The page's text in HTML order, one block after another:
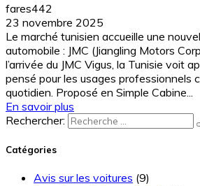
fares442
23 novembre 2025
Le marché tunisien accueille une
automobile : JMC (Jiangling Motors
l’arrivée du JMC Vigus, la Tunisie voit
pensé pour les usages professionnels
quotidien. Proposé en Simple Cabine...
En savoir plus
Rechercher:
Catégories
Avis sur les voitures (9)